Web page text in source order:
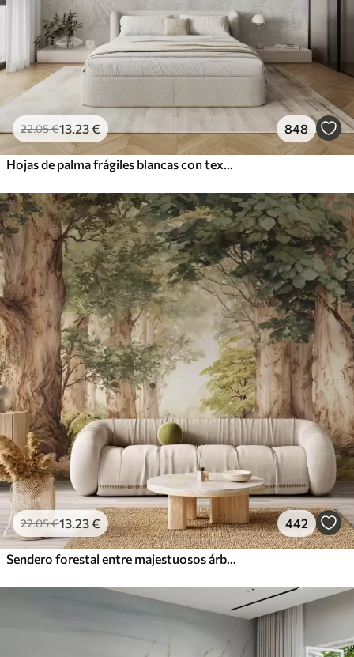
22.05€13.23€ 848
Hojas de palma frágiles blancas con textura grunge
22.05€13.23€ 442
Sendero forestal entre majestuosos árboles en estilo acuarela